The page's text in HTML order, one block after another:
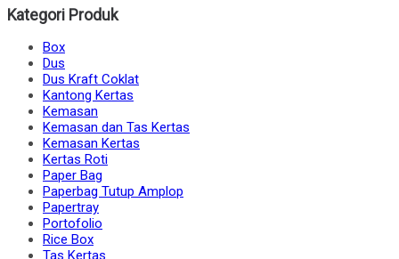
Kategori Produk
Box
Dus
Dus Kraft Coklat
Kantong Kertas
Kemasan
Kemasan dan Tas Kertas
Kemasan Kertas
Kertas Roti
Paper Bag
Paperbag Tutup Amplop
Papertray
Portofolio
Rice Box
Tas Kertas